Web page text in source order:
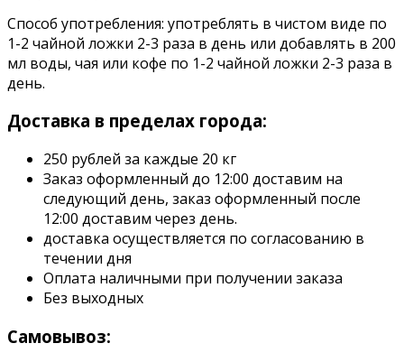
Способ употребления: употреблять в чистом виде по
1-2 чайной ложки 2-3 раза в день или добавлять в 200
мл воды, чая или кофе по 1-2 чайной ложки 2-3 раза в
день.
Доставка в пределах города:
250 рублей за каждые 20 кг
Заказ оформленный до 12:00 доставим на
следующий день, заказ оформленный после
12:00 доставим через день.
доставка осуществляется по согласованию в
течении дня
Оплата наличными при получении заказа
Без выходных
Самовывоз: